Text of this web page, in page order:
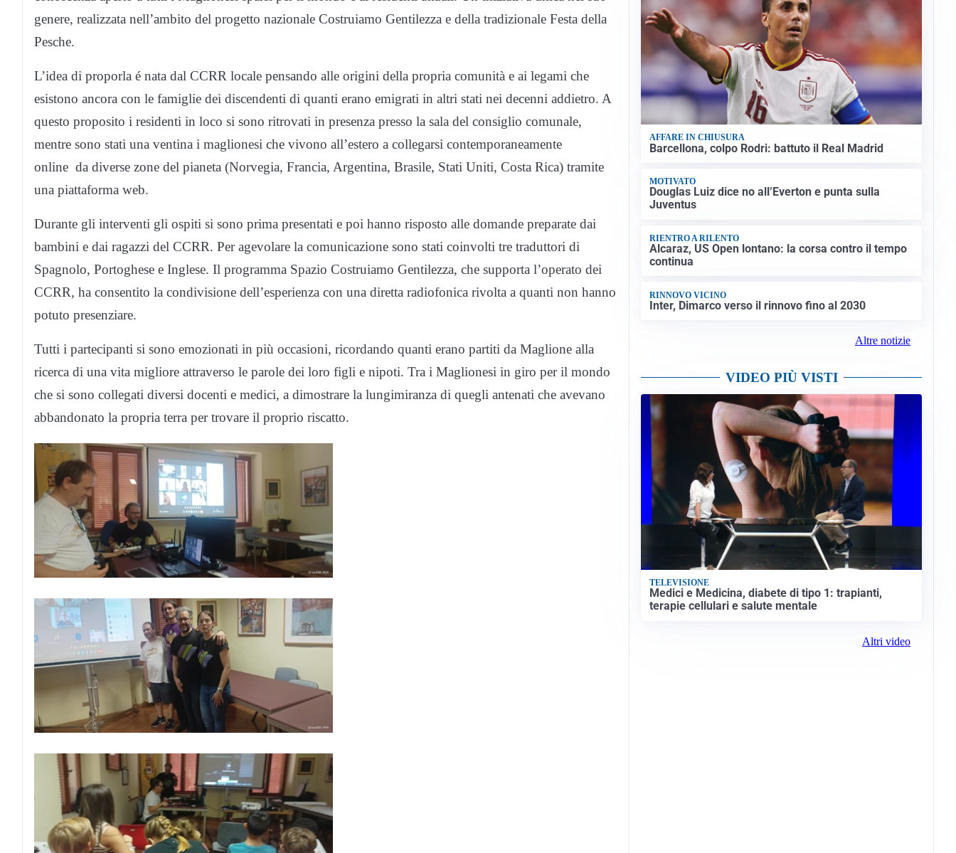
genere, realizzata nell’ambito del progetto nazionale Costruiamo Gentilezza e della tradizionale Festa della
Pesche.
L’idea di proporla é nata dal CCRR locale pensando alle origini della propria comunità e ai legami che
esistono ancora con le famiglie dei discendenti di quanti erano emigrati in altri stati nei decenni addietro. A
questo proposito i residenti in loco si sono ritrovati in presenza presso la sala del consiglio comunale,
mentre sono stati una ventina i maglionesi che vivono all’estero a collegarsi contemporaneamente
online da diverse zone del pianeta (Norvegia, Francia, Argentina, Brasile, Stati Uniti, Costa Rica) tramite
una piattaforma web.
Durante gli interventi gli ospiti si sono prima presentati e poi hanno risposto alle domande preparate dai
bambini e dai ragazzi del CCRR. Per agevolare la comunicazione sono stati coinvolti tre traduttori di
Spagnolo, Portoghese e Inglese. Il programma Spazio Costruiamo Gentilezza, che supporta l’operato dei
CCRR, ha consentito la condivisione dell’esperienza con una diretta radiofonica rivolta a quanti non hanno
potuto presenziare.
Tutti i partecipanti si sono emozionati in più occasioni, ricordando quanti erano partiti da Maglione alla
ricerca di una vita migliore attraverso le parole dei loro figli e nipoti. Tra i Maglionesi in giro per il mondo
che si sono collegati diversi docenti e medici, a dimostrare la lungimiranza di quegli antenati che avevano
abbandonato la propria terra per trovare il proprio riscatto.
AFFARE IN CHIUSURA
Barcellona, colpo Rodri: battuto il Real Madrid
MOTIVATO
Douglas Luiz dice no all’Everton e punta sulla
Juventus
RIENTRO A RILENTO
Alcaraz, US Open lontano: la corsa contro il tempo
continua
RINNOVO VICINO
Inter, Dimarco verso il rinnovo fino al 2030
Altre notizie
VIDEO PIÙ VISTI
TELEVISIONE
Medici e Medicina, diabete di tipo 1: trapianti,
terapie cellulari e salute mentale
Altri video